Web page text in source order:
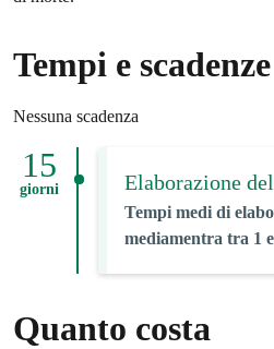
Tempi e scadenze
Nessuna scadenza
15
giorni Elaborazione
Tempi medi di
mediamentra tra 1
Quanto costa